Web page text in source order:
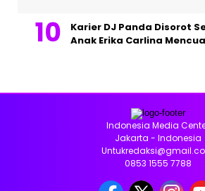
Karier DJ Panda Disorot
Anak Erika Carlina
Indonesia Media
Jakarta - Indonesia
0853 1555 7788